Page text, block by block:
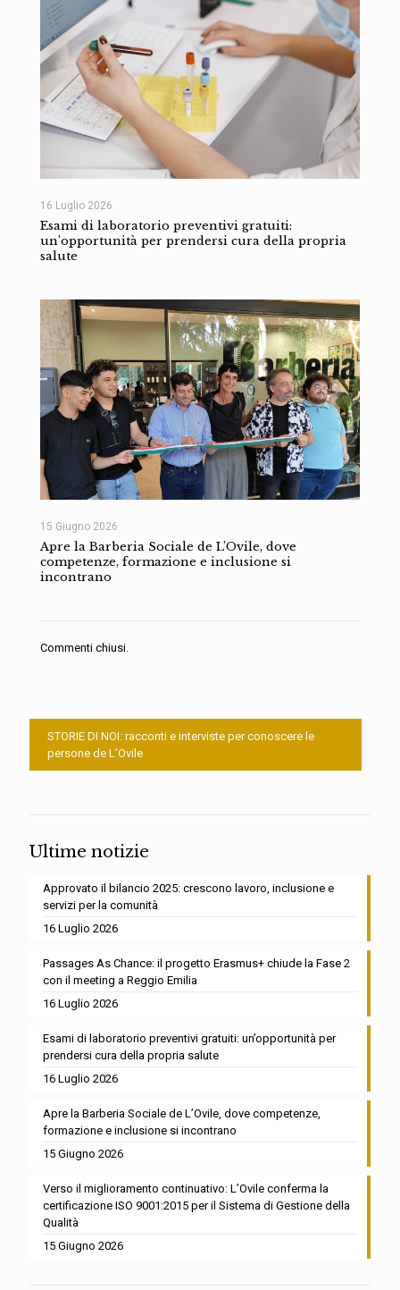
16 Luglio 2026
Esami di laboratorio preventivi gratuiti:
un’opportunità per prendersi cura della propria
salute
15 Giugno 2026
Apre la Barberia Sociale de L’Ovile, dove
competenze, formazione e inclusione si
incontrano
Commenti chiusi.
STORIE DI NOI: racconti e interviste per conoscere le
persone de L’Ovile
Ultime notizie
Approvato il bilancio 2025: crescono lavoro, inclusione e
servizi per la comunità
16 Luglio 2026
Passages As Chance: il progetto Erasmus+ chiude la Fase 2
con il meeting a Reggio Emilia
16 Luglio 2026
Esami di laboratorio preventivi gratuiti: un’opportunità per
prendersi cura della propria salute
16 Luglio 2026
Apre la Barberia Sociale de L’Ovile, dove competenze,
formazione e inclusione si incontrano
15 Giugno 2026
Verso il miglioramento continuativo: L’Ovile conferma la
certificazione ISO 9001:2015 per il Sistema di Gestione della
Qualità
15 Giugno 2026